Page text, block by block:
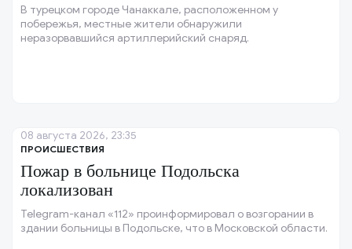
В турецком городе Чанаккале, расположенном у
побережья, местные жители обнаружили
неразорвавшийся артиллерийский снаряд.
ПРОИСШЕСТВИЯ
Пожар в больнице Подольска
локализован
Telegram-канал «112» проинформировал о возгорании в
здании больницы в Подольске, что в Московской области.
08 августа 2026, 23:35